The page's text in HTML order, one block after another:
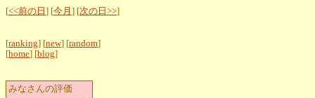
[<<前の日 ] [今月 ] [次の日>>]
[ranking] [new] [random]
[home] [blog]
みなさんの評価